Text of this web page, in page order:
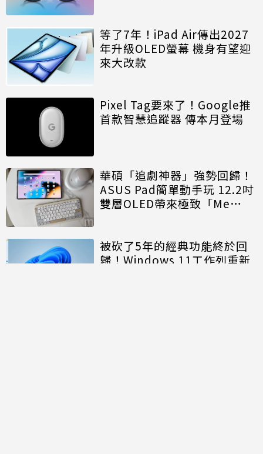
等了7年！iPad Air傳出2027
年升級OLED螢幕 機身有望迎
來大改款
Pixel Tag要來了！Google推
首款智慧追蹤器 傳本月登場
華碩「追劇神器」強勢回歸！
ASUS Pad簡單動手玩 12.2吋
雙層OLED帶來極致「Me
被砍了5年的經典功能終於回
歸！Windows 11工作列重新